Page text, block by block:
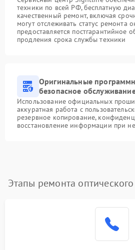
техники по всей РФ, бесплатную
качественный ремонт, включая
могут отслеживать статус ремонта
предоставляется постгарантийное
продления срока службы техники
Оригинальные
безопасное
Использование официальных
аккуратная работа с
резервное копирование,
восстановление информации при
Этапы ремонта